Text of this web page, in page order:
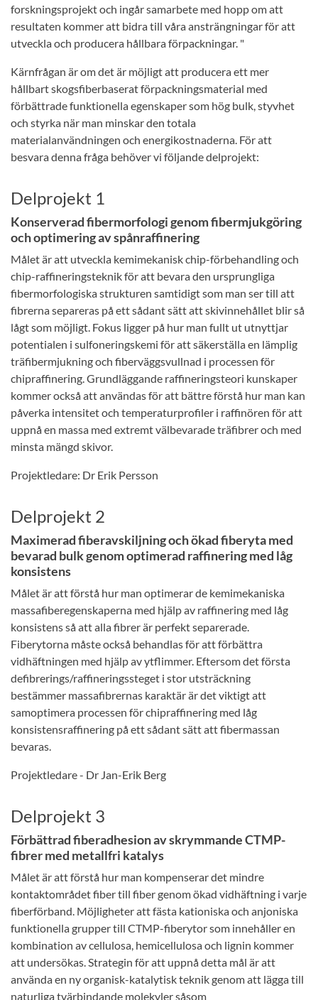
forskningsprojekt och ingår samarbete med hopp om att
resultaten kommer att bidra till våra ansträngningar för att
utveckla och producera hållbara förpackningar. "
Kärnfrågan är om det är möjligt att producera ett mer
hållbart skogsfiberbaserat förpackningsmaterial med
förbättrade funktionella egenskaper som hög bulk, styvhet
och styrka när man minskar den totala
materialanvändningen och energikostnaderna. För att
besvara denna fråga behöver vi följande delprojekt:
Delprojekt 1
Konserverad fibermorfologi genom fibermjukgöring
och optimering av spånraffinering
Målet är att utveckla kemimekanisk chip-förbehandling och
chip-raffineringsteknik för att bevara den ursprungliga
fibermorfologiska strukturen samtidigt som man ser till att
fibrerna separeras på ett sådant sätt att skivinnehållet blir så
lågt som möjligt. Fokus ligger på hur man fullt ut utnyttjar
potentialen i sulfoneringskemi för att säkerställa en lämplig
träfibermjukning och fiberväggsvullnad i processen för
chipraffinering. Grundläggande raffineringsteori kunskaper
kommer också att användas för att bättre förstå hur man kan
påverka intensitet och temperaturprofiler i raffinören för att
uppnå en massa med extremt välbevarade träfibrer och med
minsta mängd skivor.
Projektledare: Dr Erik Persson
Delprojekt 2
Maximerad fiberavskiljning och ökad fiberyta med
bevarad bulk genom optimerad raffinering med låg
konsistens
Målet är att förstå hur man optimerar de kemimekaniska
massafiberegenskaperna med hjälp av raffinering med låg
konsistens så att alla fibrer är perfekt separerade.
Fiberytorna måste också behandlas för att förbättra
vidhäftningen med hjälp av ytflimmer. Eftersom det första
defibrerings/raffineringssteget i stor utsträckning
bestämmer massafibrernas karaktär är det viktigt att
samoptimera processen för chipraffinering med låg
konsistensraffinering på ett sådant sätt att fibermassan
bevaras.
Projektledare - Dr Jan-Erik Berg
Delprojekt 3
Förbättrad fiberadhesion av skrymmande CTMP-
fibrer med metallfri katalys
Målet är att förstå hur man kompenserar det mindre
kontaktområdet fiber till fiber genom ökad vidhäftning i varje
fiberförband. Möjligheter att fästa kationiska och anjoniska
funktionella grupper till CTMP-fiberytor som innehåller en
kombination av cellulosa, hemicellulosa och lignin kommer
att undersökas. Strategin för att uppnå detta mål är att
använda en ny organisk-katalytisk teknik genom att lägga till
naturliga tvärbindande molekyler såsom